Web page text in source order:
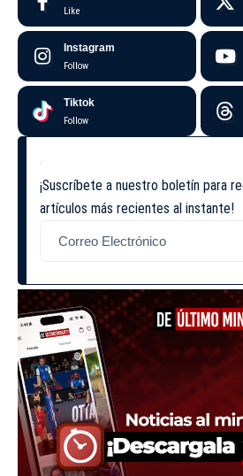
Like
Instagram
Follow
Tiktok
Follow
¡Suscríbete a nuestro boletín para
artículos más recientes al instante!